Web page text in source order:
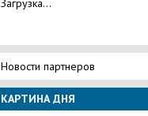
Загрузка...
Новости партнеров
КАРТИНА ДНЯ